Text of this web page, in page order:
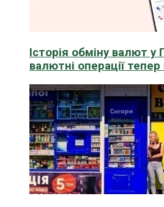
Історія обміну валют у
валютні операції